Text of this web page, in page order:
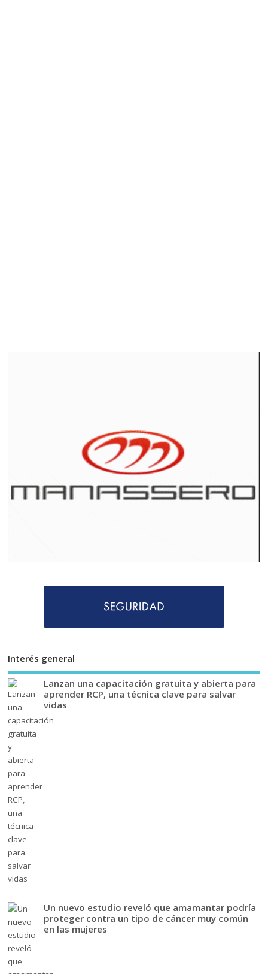
Interés general
Lanzan una capacitación gratuita y abierta para
aprender RCP, una técnica clave para salvar
vidas
Un nuevo estudio reveló que amamantar podría
proteger contra un tipo de cáncer muy común
en las mujeres